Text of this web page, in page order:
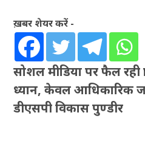
ख़बर शेयर करें -
सोशल मीडिया पर फैल रही
ध्यान, केवल आधिकारिक
डीएसपी विकास पुण्डीर